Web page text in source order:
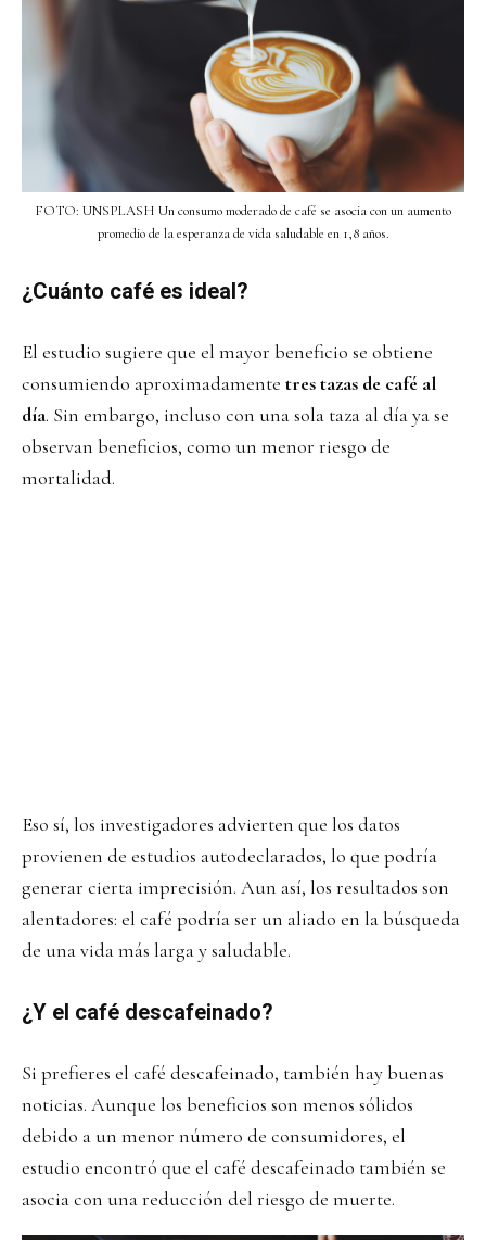
FOTO: UNSPLASH Un consumo moderado de café se asocia con un aumento
promedio de la esperanza de vida saludable en 1,8 años.
¿Cuánto café es ideal?
El estudio sugiere que el mayor beneficio se obtiene
consumiendo aproximadamente tres tazas de café al
día. Sin embargo, incluso con una sola taza al día ya se
observan beneficios, como un menor riesgo de
mortalidad.
Eso sí, los investigadores advierten que los datos
provienen de estudios autodeclarados, lo que podría
generar cierta imprecisión. Aun así, los resultados son
alentadores: el café podría ser un aliado en la búsqueda
de una vida más larga y saludable.
¿Y el café descafeinado?
Si prefieres el café descafeinado, también hay buenas
noticias. Aunque los beneficios son menos sólidos
debido a un menor número de consumidores, el
estudio encontró que el café descafeinado también se
asocia con una reducción del riesgo de muerte.